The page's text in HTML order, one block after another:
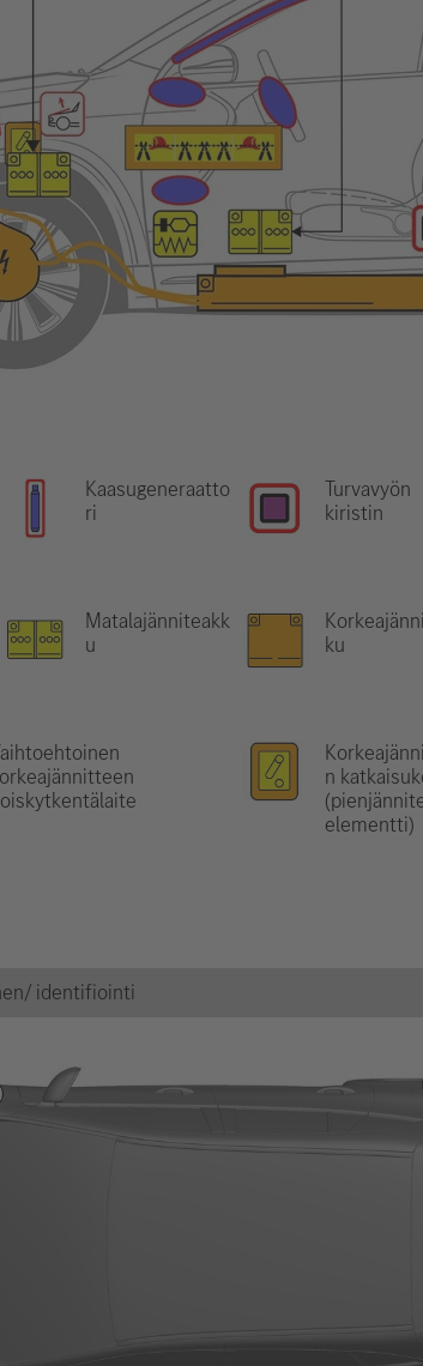
Kaasugeneraatto
ri
Turvavyön
kiristin
Matalajänniteakk
u
ku
n
elementti)
identifiointi